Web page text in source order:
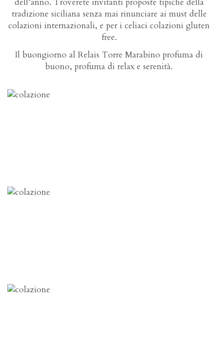
tradizione siciliana senza mai rinunciare ai must delle
colazioni internazionali, e per i celiaci colazioni gluten
free.
Il buongiorno al Relais Torre Marabino profuma di
buono, profuma di relax e serenità.